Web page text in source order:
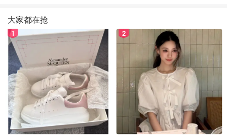
图片来源于@Isay，版权属于原作者
Swagbucks：成立于2008年，是一个在线完成任
务赚取外快的平台，它还有购物返利的服务。通常在
Swagbucks平台或者App上面你看广告、做问卷和玩游
戏都可以获得平台网站专用的货币SB（这名字真是有
点酸爽！）然后大家可以通过一定数量的SB兑换
大家都在抢
1 2